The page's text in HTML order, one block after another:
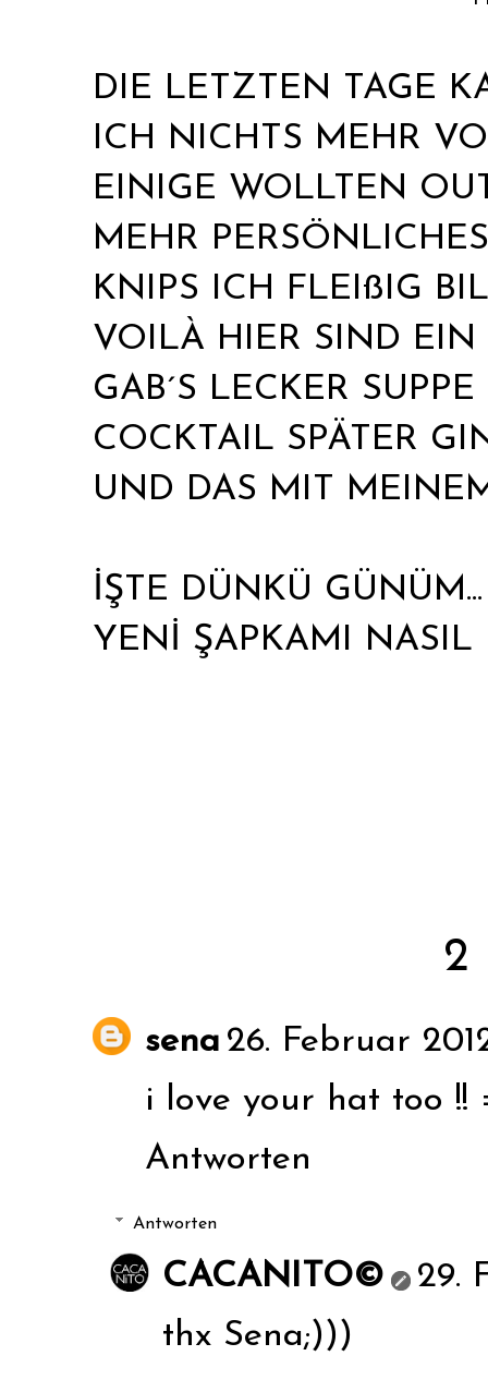
DIE LETZTEN TAGE
ICH NICHTS MEHR
EINIGE WOLLTEN
MEHR
KNIPS ICH FLEIßIG
VOILÀ HIER SIND EIN
GAB´S LECKER
COCKTAIL SPÄTER
UND DAS MIT
İŞTE DÜNKÜ
YENİ ŞAPKAMI NASIL
2
sena 26. Februar
i love your hat too !!
Antworten
Antworten
CACANITO©
29.
thx Sena;)))